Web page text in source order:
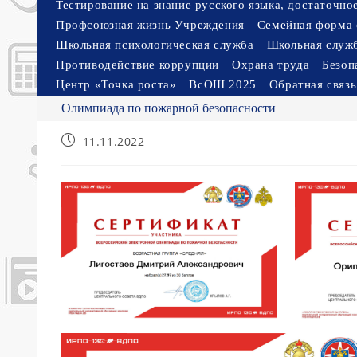
Тестирование на знание русского языка,
Профсоюзная жизнь Учреждения
Семейная форма
Школьная психологическая служба
Школьная
Противодействие коррупции
Охрана труда
Центр «Точка роста»
ВсОШ 2025 Обратная связь
Олимпиада по пожарной безопасности
Запись11.11.2022